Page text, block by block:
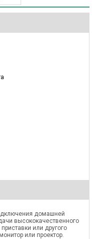
домашней
высококачественного
или другого
или проектор.